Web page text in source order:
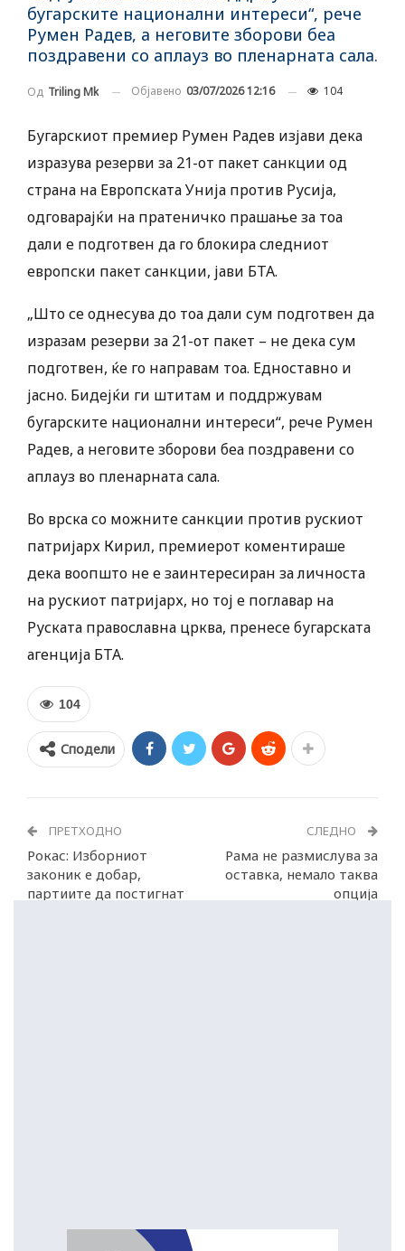
бугарските национални интереси“, рече
Румен Радев, а неговите зборови беа
поздравени со аплауз во пленарната сала.
Од Triling Mk Објавено 03/07/2026 12:16 104
Бугарскиот премиер Румен Радев изјави дека
изразува резерви за 21-от пакет санкции од
страна на Европската Унија против Русија,
одговарајќи на пратеничко прашање за тоа
дали е подготвен да го блокира следниот
европски пакет санкции, јави БТА.
„Што се однесува до тоа дали сум подготвен да
изразам резерви за 21-от пакет – не дека сум
подготвен, ќе го направам тоа. Едноставно и
јасно. Бидејќи ги штитам и поддржувам
бугарските национални интереси“, рече Румен
Радев, а неговите зборови беа поздравени со
аплауз во пленарната сала.
Во врска со можните санкции против рускиот
патријарх Кирил, премиерот коментираше
дека воопшто не е заинтересиран за личноста
на рускиот патријарх, но тој е поглавар на
Руската православна црква, пренесе бугарската
агенција БТА.
104
Сподели
ПРЕТХОДНО
Рокас: Изборниот
законик е добар,
партиите да постигнат
СЛЕДНО
Рама не размислува за
оставка, немало таква
опција